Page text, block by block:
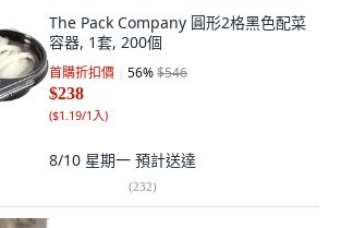
The Pack Company 圓形2格黑色配菜
容器, 1套, 200個
首購折扣價 56%$546
$238
($1.19/1入)
8/10 星期一 預計送達
(232)